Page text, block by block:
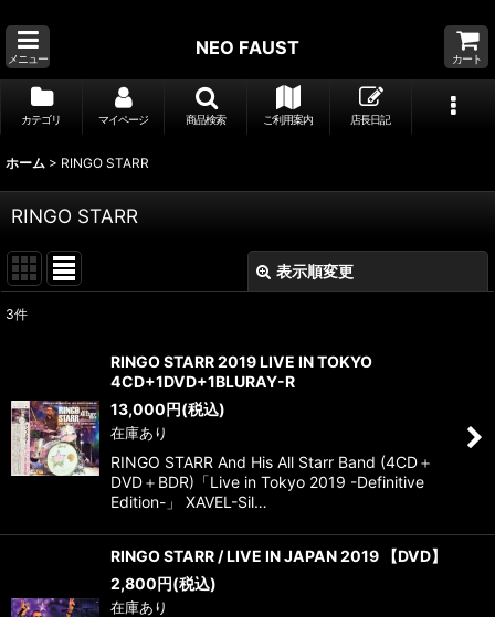
メニュー
NEO FAUST
カート
カテゴリ マイページ 商品検索 ご利用案内 店長日記
ホーム > RINGO STARR
RINGO STARR
表示順変更
絞り込む
3件
RINGO STARR 2019 LIVE IN TOKYO
4CD+1DVD+1BLURAY-R
13,000円(税込)
在庫あり
RINGO STARR And His All Starr Band (4CD＋
DVD＋BDR)「Live in Tokyo 2019 -Definitive
Edition-」 XAVEL-Sil…
RINGO STARR / LIVE IN JAPAN 2019 【DVD】
2,800円(税込)
在庫あり